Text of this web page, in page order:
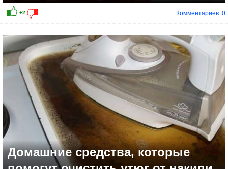
+4
Комментариев: 0
Домашние средства, которые